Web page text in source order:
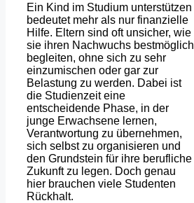
Ein Kind im Studium unterstützen
bedeutet mehr als nur finanzielle
Hilfe. Eltern sind oft unsicher, wie
sie ihren Nachwuchs bestmöglich
begleiten, ohne sich zu sehr
einzumischen oder gar zur
Belastung zu werden. Dabei ist
die Studienzeit eine
entscheidende Phase, in der
junge Erwachsene lernen,
Verantwortung zu übernehmen,
sich selbst zu organisieren und
den Grundstein für ihre berufliche
Zukunft zu legen. Doch genau
hier brauchen viele Studenten
Rückhalt.